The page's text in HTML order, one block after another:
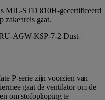
MIL-STD 810H-gecertificeerd
zakenreis gaat.
P-serie zijn voorzien van
gaat de ventilator om de
om stofophoping te